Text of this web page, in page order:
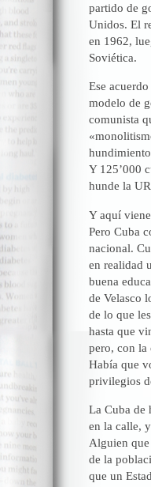
partido de
Unidos. El
en 1962,
Soviética.
Ese
modelo de
comunista
Y 125’000
hunde la
Y aquí
Pero Cuba
nacional.
en realidad
buena
de Velasco
de lo que
hasta que
pero, con la
Había que
privilegios
La Cuba de
en la calle,
Alguien que
de la
que un